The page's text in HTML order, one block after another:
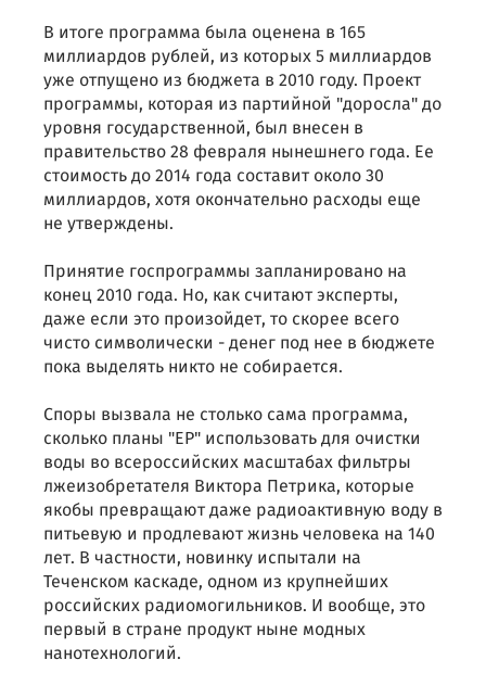
В итоге программа была оценена в 165
миллиардов рублей, из которых 5 миллиардов
уже отпущено из бюджета в 2010 году. Проект
программы, которая из партийной "доросла" до
уровня государственной, был внесен в
правительство 28 февраля нынешнего года. Ее
стоимость до 2014 года составит около 30
миллиардов, хотя окончательно расходы еще
не утверждены.
Принятие госпрограммы запланировано на
конец 2010 года. Но, как считают эксперты,
даже если это произойдет, то скорее всего
чисто символически - денег под нее в бюджете
пока выделять никто не собирается.
Споры вызвала не столько сама программа,
сколько планы "ЕР" использовать для очистки
воды во всероссийских масштабах фильтры
лжеизобретателя Виктора Петрика, которые
якобы превращают даже радиоактивную воду в
питьевую и продлевают жизнь человека на 140
лет. В частности, новинку испытали на
Теченском каскаде, одном из крупнейших
российских радиомогильников. И вообще, это
первый в стране продукт ныне модных
нанотехнологий.